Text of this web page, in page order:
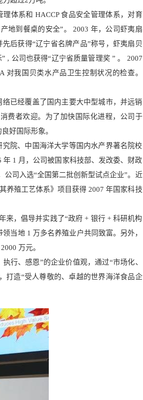
体系和 HACCP 食品安全管理体系，对育
地到餐桌的安全”。 2003 年，公司虾夷扇
后获得“辽宁省名牌产品”称号，虾夷扇贝
, 公司也获得“辽宁省质量管理奖 ” 。 2007
我国贝类水产品卫生控制状况的检查。
已经覆盖了国内主要大中型城市，并远销
费者欢迎。为了加快国际化进程，公司于
好国际形象。
院、中国海洋大学等国内水产界著名院校
1 月，公司被国家科技部、发改委、财政
司入选“全国第二批创新型试点企业”。近
养殖工艺体系》项目获得 2007 年国家科技
来，倡导并实践了“政府 + 银行 + 科研机构
当地 1 万多名养殖业户共同致富。另外，
万元。
行、感恩”的企业价值观，通过“市场化、
打造“受人尊敬的、卓越的世界海洋食品企